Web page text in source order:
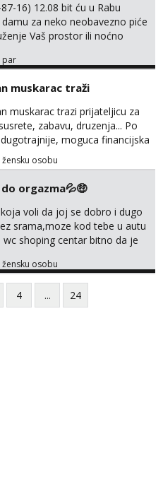
16) 12.08 bit ću u Rabu
za neko neobavezno piće
Vaš prostor ili noćno
par
muskarac traži
muskarac trazi prijateljicu za
zabavu, druzenja... Po
moguca financijska
osobu
orgazma💦🤑
voli da joj se dobro i dugo
srama,moze kod tebe u autu
shoping centar bitno da je
Zgodan sam i diskretan,sliku
telegram..178 78kg.,javi se
Kontakt 0958759047
osobu
4 ... 24